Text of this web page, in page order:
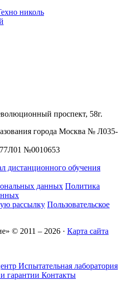
проспект, 58г.
города Москва № Л035-
77Л01 №0010653
дистанционного обучения
данных Политика
рассылку Пользовательское
© 2011 – 2026 · Карта сайта
Испытательная лаборатория
гарантии Контакты